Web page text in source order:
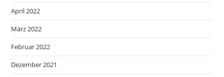
April 2022
März 2022
Februar 2022
Dezember 2021